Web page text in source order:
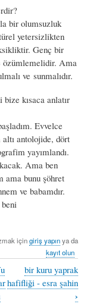
bir olumsuzluk
yetersizlikten
Genç bir
özümlemelidir. Ama
ve sunmalıdır.
bize kısaca anlatır
Evvelce
antolojide, dört
yayımlandı.
Ama ben
ama bunu şöhret
ve babamdır.
içingiriş yapınya da
kayıt olun
bir kuru yaprak
hafifliği - esra şahin
›